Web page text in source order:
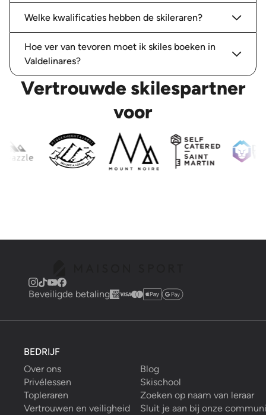
Welke kwalificaties hebben de skileraren?
Hoe ver van tevoren moet ik skiles boeken in
Valdelinares?
Vertrouwde skilespartner
voor
Beveiligde betaling
BEDRIJF
Over ons
Blog
Privélessen
Skischool
Topleraren
Zoeken op naam van leraar
Vertrouwen en veiligheid
Sluit je aan bij onze